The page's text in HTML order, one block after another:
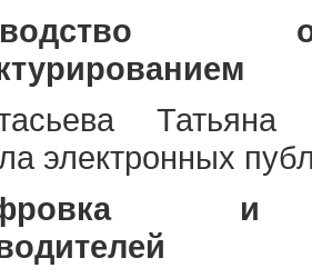
Татьяна
электронных
и